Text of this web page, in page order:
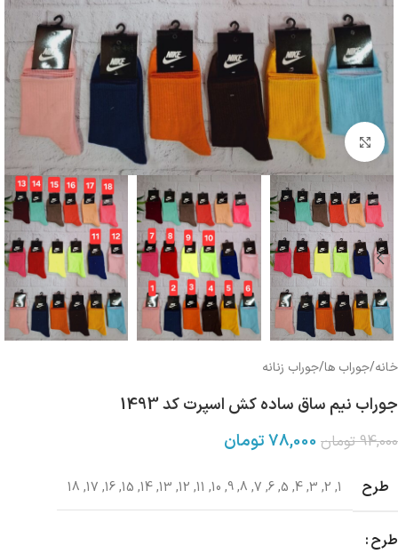
بزرگنمایی تصویر
خانه/جوراب ها/جوراب زنانه
جوراب نیم ساق ساده کش اسپرت کد 1493
94,000 تومان 78,000تومان
طرح 1
,
2
,
3
,
4
,
5
,
6
,
7
,
8
,
9
,
10
,
11
,
12
,
13
,
14
,
15
,
16
,
17
,
18
طرح